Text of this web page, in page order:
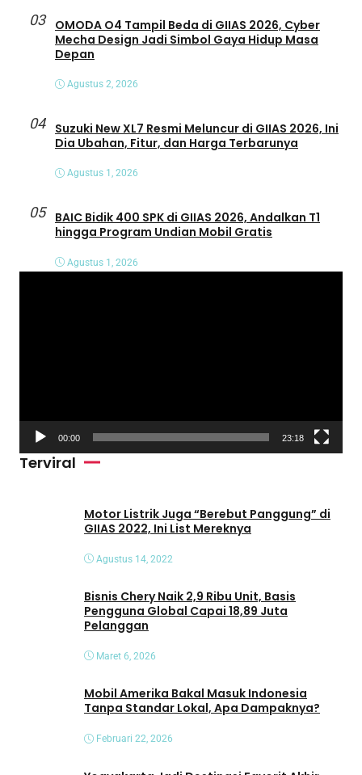
03
OMODA O4 Tampil Beda di GIIAS 2026, Cyber
Mecha Design Jadi Simbol Gaya Hidup Masa
Depan
Agustus 2, 2026
04
Suzuki New XL7 Resmi Meluncur di GIIAS 2026, Ini
Dia Ubahan, Fitur, dan Harga Terbarunya
Agustus 1, 2026
05
BAIC Bidik 400 SPK di GIIAS 2026, Andalkan T1
hingga Program Undian Mobil Gratis
Agustus 1, 2026
d
00:00 23:18
Terviral
Motor Listrik Juga “Berebut Panggung” di
GIIAS 2022, Ini List Mereknya
Agustus 14, 2022
Bisnis Chery Naik 2,9 Ribu Unit, Basis
Pengguna Global Capai 18,89 Juta
Pelanggan
Maret 6, 2026
Mobil Amerika Bakal Masuk Indonesia
Tanpa Standar Lokal, Apa Dampaknya?
Februari 22, 2026